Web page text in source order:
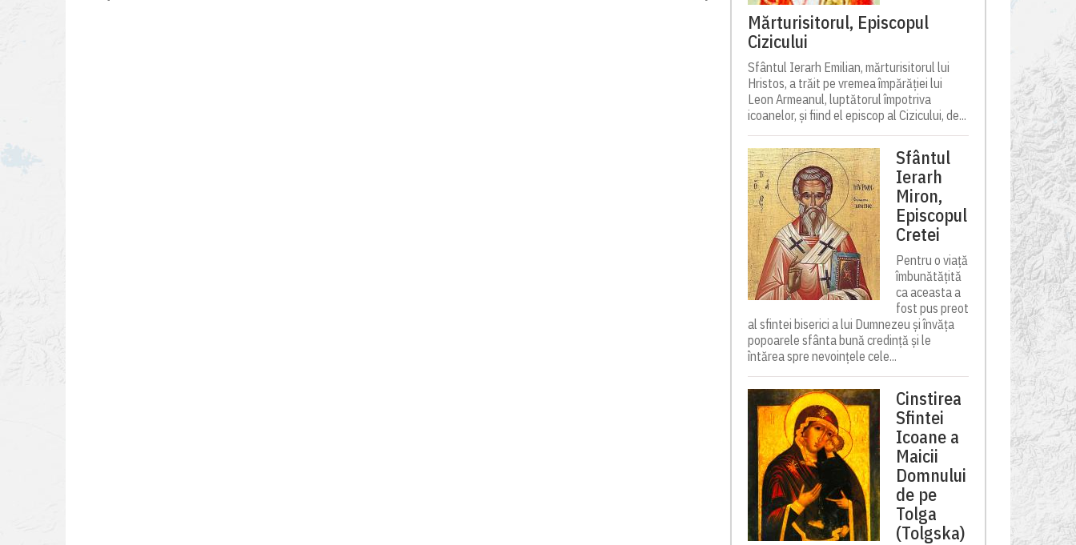
Mărturisitorul, Episcopul
Cizicului
Sfântul Ierarh Emilian, mărturisitorul lui
Hristos, a trăit pe vremea împărăției lui
Leon Armeanul, luptătorul împotriva
icoanelor, și fiind el episcop al Cizicului, de...
Sfântul
Ierarh
Miron,
Episcopul
Cretei
Pentru o viață
îmbunătățită
ca aceasta a
fost pus preot
al sfintei biserici a lui Dumnezeu și învăța
popoarele sfânta bună credință și le
întărea spre nevoințele cele...
Cinstirea
Sfintei
Icoane a
Maicii
Domnului
de pe
Tolga
(Tolgska)